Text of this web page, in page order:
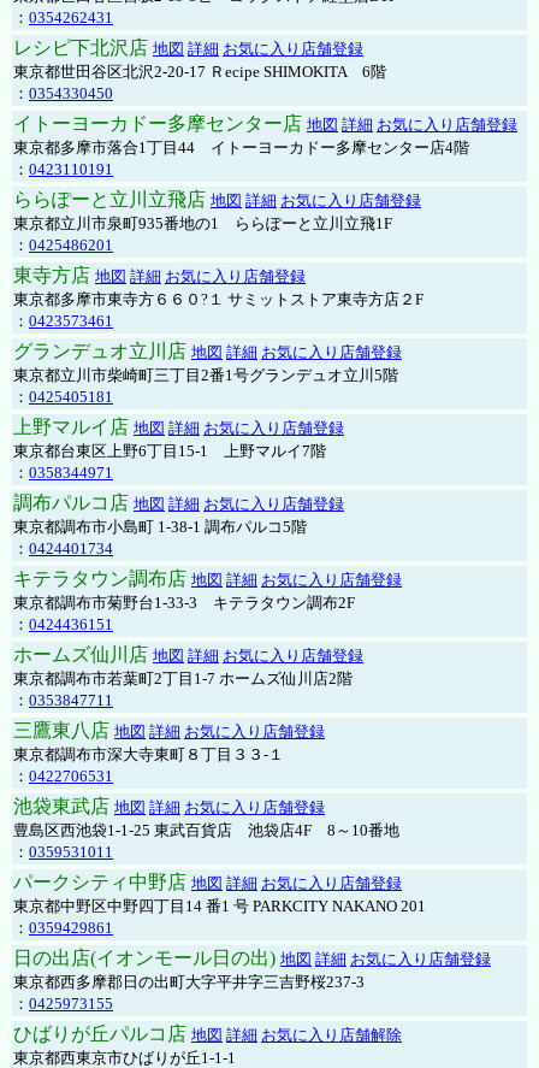
： 0354262431
レシピ下北沢店 地図 詳細 お気に入り店舗登録
東京都世田谷区北沢2-20-17 Ｒecipe SHIMOKITA 6階
： 0354330450
イトーヨーカドー多摩センター店 地図 詳細 お気に入り店舗登録
東京都多摩市落合1丁目44 イトーヨーカドー多摩センター店4階
： 0423110191
ららぽーと立川立飛店 地図 詳細 お気に入り店舗登録
東京都立川市泉町935番地の1 ららぽーと立川立飛1F
： 0425486201
東寺方店 地図 詳細 お気に入り店舗登録
東京都多摩市東寺方６６０?１ サミットストア東寺方店２F
： 0423573461
グランデュオ立川店 地図 詳細 お気に入り店舗登録
東京都立川市柴崎町三丁目2番1号グランデュオ立川5階
： 0425405181
上野マルイ店 地図 詳細 お気に入り店舗登録
東京都台東区上野6丁目15-1 上野マルイ7階
： 0358344971
調布パルコ店 地図 詳細 お気に入り店舗登録
東京都調布市小島町 1-38-1 調布パルコ5階
： 0424401734
キテラタウン調布店 地図 詳細 お気に入り店舗登録
東京都調布市菊野台1-33-3 キテラタウン調布2F
： 0424436151
ホームズ仙川店 地図 詳細 お気に入り店舗登録
東京都調布市若葉町2丁目1-7 ホームズ仙川店2階
： 0353847711
三鷹東八店 地図 詳細 お気に入り店舗登録
東京都調布市深大寺東町８丁目３３-１
： 0422706531
池袋東武店 地図 詳細 お気に入り店舗登録
豊島区西池袋1-1-25 東武百貨店 池袋店4F 8～10番地
： 0359531011
パークシティ中野店 地図 詳細 お気に入り店舗登録
東京都中野区中野四丁目14 番1 号 PARKCITY NAKANO 201
： 0359429861
日の出店(イオンモール日の出) 地図 詳細 お気に入り店舗登録
東京都西多摩郡日の出町大字平井字三吉野桜237-3
： 0425973155
ひばりが丘パルコ店 地図 詳細 お気に入り店舗解除
東京都西東京市ひばりが丘1-1-1